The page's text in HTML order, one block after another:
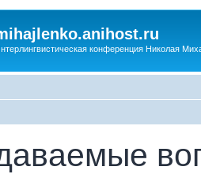
конференция Николая